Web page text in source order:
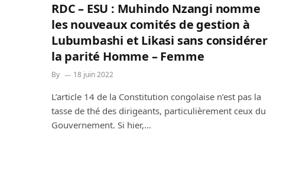
RDC – ESU : Muhindo Nzangi nomme
les nouveaux comités de gestion à
Lubumbashi et Likasi sans considérer
la parité Homme – Femme
By 18 juin 2022
L’article 14 de la Constitution congolaise n’est pas la
tasse de thé des dirigeants, particulièrement ceux du
Gouvernement. Si hier,…